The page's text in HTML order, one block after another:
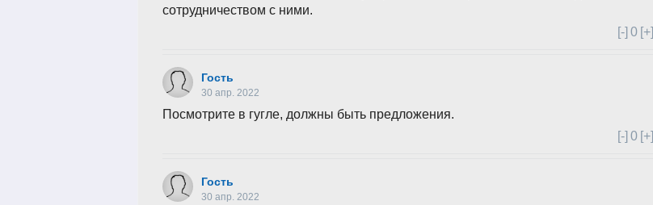
сотрудничеством с ними.
[-] 0 [+]
Гость
30 апр. 2022
Посмотрите в гугле, должны быть предложения.
[-] 0 [+]
Гость
30 апр. 2022